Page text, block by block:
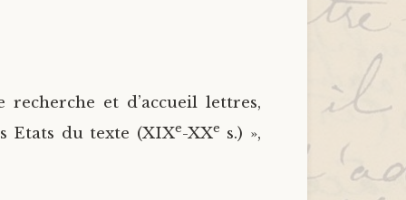
et d’accueil lettres,
Etats du texte (XIXe-XXe s.) »,